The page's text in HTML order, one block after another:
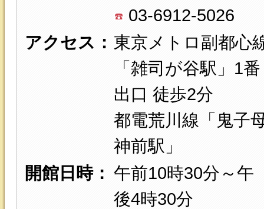
03-6912-5026
アクセス： 東京メトロ副都心
「雑司が谷駅」1番
出口 徒歩2分
都電荒川線「鬼子
神前駅」
開館日時： 午前10時30分～午
後4時30分